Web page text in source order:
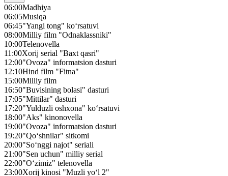
06:00Madhiya
06:05Musiqa
06:45"Yangi tong" ko‘rsatuvi
08:00Milliy film "Odnaklassniki"
10:00Telenovella
11:00Xorij serial "Baxt qasri"
12:00"Ovoza" informatsion dasturi
12:10Hind film "Fitna"
15:00Milliy film
16:50"Buvisining bolasi" dasturi
17:05"Mittilar" dasturi
17:20"Yulduzli oshxona" ko‘rsatuvi
18:00"Aks" kinonovella
19:00"Ovoza" informatsion dasturi
19:20"Qo‘shnilar" sitkomi
20:00"So‘nggi najot" seriali
21:00"Sen uchun" milliy serial
22:00"O‘zimiz" telenovella
23:00Xorij kinosi "Muzli yo‘l 2"